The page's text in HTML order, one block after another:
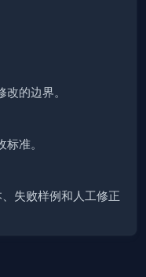
失败样例和人工修正